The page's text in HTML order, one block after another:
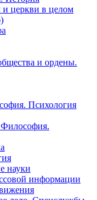
и церкви в целом
и ордены.
Психология
науки
информации